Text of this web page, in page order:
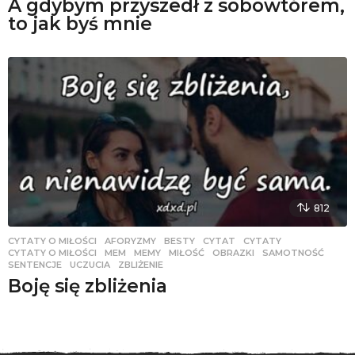
A gdybym przyszedł z sobowtórem,
to jak byś mnie
812
CYTATY O MIŁOŚCI AFORYZMY ,BESTY ,CYTAT ,CYTATY
CYTATY O MIŁOŚCI
,MEM ,MEMY ,MIŁOŚĆ ,OBRAZKI ,SAMOTNOŚĆ
SENTENCJE
,UCZUCIA ,ZBLIŻENIE
Boję się zbliżenia